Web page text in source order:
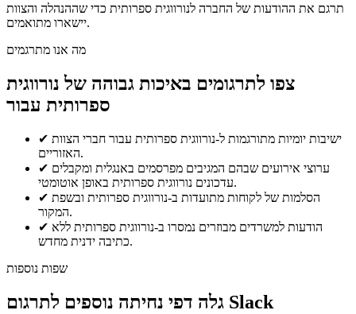
תרגם את ההודעות של החברה לנורווגית ספרותית כדי שההנהלה והצוות
יישארו מתואמים.
מה אנו מתרגמים
צפו לתרגומים באיכות גבוהה של נורווגית
ספרותית עבור
✔ ישיבות יומיות מתורגמות ל-נורווגית ספרותית עבור חברי הצוות
האזוריים.
✔ ערוצי אירועים שבהם המגיבים מפרסמים באנגלית ומקבלים
עדכונים נורווגית ספרותית באופן אוטומטי.
✔ הסלמות של לקוחות מתועדות ב-נורווגית ספרותית ובשפת
המקור.
✔ הודעות למשרדים מבוזרים נמסרו ב-נורווגית ספרותית ללא
כתיבה ידנית מחדש.
שפות נוספות
גלה דפי נחיתה נוספים לתרגום Slack